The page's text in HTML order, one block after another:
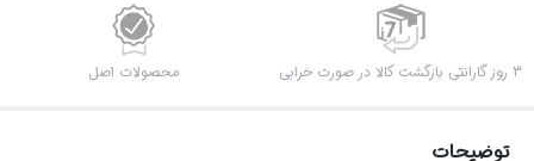
3 روز گارانتی بازگشت کالا در صورت خرابی محصولات اصل
توضیحات